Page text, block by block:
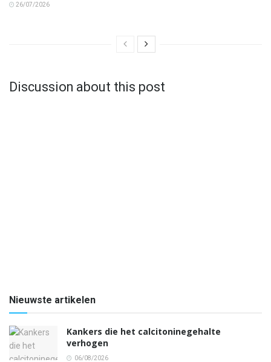
26/07/2026
Discussion about this post
Nieuwste artikelen
Kankers die het calcitoninegehalte
verhogen
06/08/2026